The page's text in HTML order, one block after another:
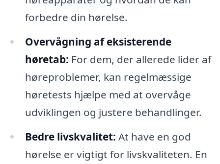
forbedre din hørelse.
Overvågning af eksisterende
høretab: For dem, der allerede lider af
høreproblemer, kan regelmæssige
høretests hjælpe med at overvåge
udviklingen og justere behandlinger.
Bedre livskvalitet: At have en god
hørelse er vigtigt for livskvaliteten. En